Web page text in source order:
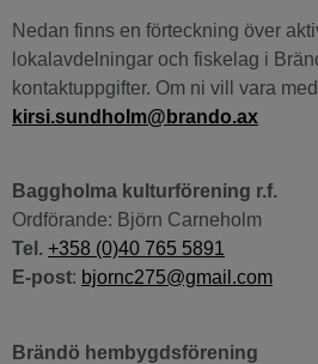
Nedan finns en förteckning över
lokalavdelningar och fiskelag i
kontaktuppgifter. Om ni vill vara
kirsi.sundholm@brando.ax
Baggholma kulturförening r.f.
Ordförande: Björn Carneholm
Tel. +358 (0)40 765 5891
E-post: bjornc275@gmail.com
Brändö hembygdsförening